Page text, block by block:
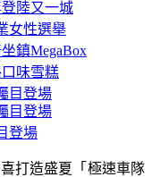
登場
打造盛夏「極速車隊